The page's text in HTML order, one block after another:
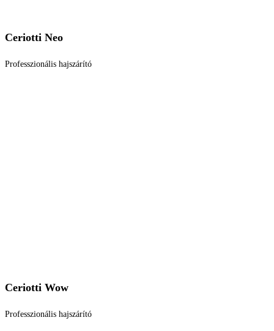
Ceriotti Neo
Professzionális hajszárító
Ceriotti Wow
Professzionális hajszárító